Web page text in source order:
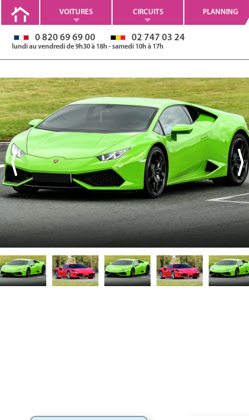
VOITURES CIRCUITS PLANNING
0 820 69 69 00 02 747 03 24
lundi au vendredi de 9h30 à 18h - samedi 10h à 17h